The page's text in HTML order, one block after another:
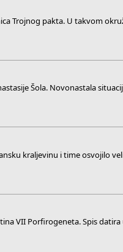
Trojnog pakta. U takvom
Šola. Novonastala
kraljevinu i time osvojilo
VII Porfirogeneta. Spis